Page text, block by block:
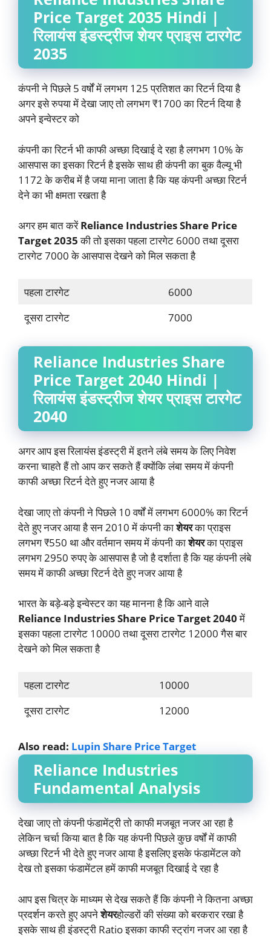
Price Target 2035 Hindi |
रिलायंस इंडस्ट्रीज शेयर प्राइस टारगेट
2035
कंपनी ने पिछले 5 वर्षों में लगभग 125 प्रतिशत का रिटर्न दिया है
अगर इसे रुपया में देखा जाए तो लगभग ₹1700 का रिटर्न दिया है
अपने इन्वेस्टर को
कंपनी का रिटर्न भी काफी अच्छा दिखाई दे रहा है लगभग 10% के
आसपास का इसका रिटर्न है इसके साथ ही कंपनी का बुक वैल्यू भी
1172 के करीब में है जया माना जाता है कि यह कंपनी अच्छा रिटर्न
देने का भी क्षमता रखता है
अगर हम बात करेंReliance Industries Share Price
Target 2035की तो इसका पहला टारगेट 6000 तथा दूसरा
टारगेट 7000 के आसपास देखने को मिल सकता है
पहला टारगेट
6000
दूसरा टारगेट
7000
Reliance Industries Share
Price Target 2040 Hindi |
रिलायंस इंडस्ट्रीज शेयर प्राइस टारगेट
2040
अगर आप इस रिलायंस इंडस्ट्री में इतने लंबे समय के लिए निवेश
करना चाहते हैं तो आप कर सकते हैं क्योंकि लंबा समय में कंपनी
काफी अच्छा रिटर्न देते हुए नजर आया है
देखा जाए तो कंपनी ने पिछले 10 वर्षों में लगभग 6000% का रिटर्न
देते हुए नजर आया है सन 2010 में कंपनी काशेयरका प्राइस
लगभग ₹550 था और वर्तमान समय में कंपनी काशेयरका प्राइस
लगभग 2950 रुपए के आसपास है जो है दर्शाता है कि यह कंपनी लंबे
समय में काफी अच्छा रिटर्न देते हुए नजर आया है
भारत के बड़े-बड़े इन्वेस्टर का यह मानना है कि आने वाले
Reliance Industries Share Price Target 2040में
इसका पहला टारगेट 10000 तथा दूसरा टारगेट 12000 गैस बार
देखने को मिल सकता है
पहला टारगेट
10000
दूसरा टारगेट
12000
Also read: Lupin Share Price Target
Reliance Industries
Fundamental Analysis
देखा जाए तो कंपनी फंडामेंट्री तो काफी मजबूत नजर आ रहा है
लेकिन चर्चा किया बात है कि यह कंपनी पिछले कुछ वर्षों में काफी
अच्छा रिटर्न भी देते हुए नजर आया है इसलिए इसके फंडामेंटल को
देख तो इसका फंडामेंटल हमें काफी मजबूत दिखाई दे रहा है
आप इस चित्र के माध्यम से देख सकते हैं कि कंपनी ने कितना अच्छा
प्रदर्शन करते हुए अपनेशेयरहोल्डरों की संख्या को बरकरार रखा है
इसके साथ ही इंडस्ट्री Ratio इसका काफी स्ट्रांग नजर आ रहा है